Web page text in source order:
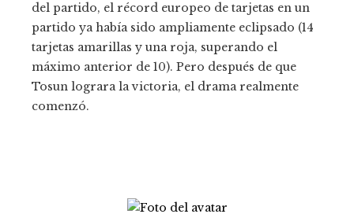
del partido, el récord europeo de tarjetas en un
partido ya había sido ampliamente eclipsado (14
tarjetas amarillas y una roja, superando el
máximo anterior de 10). Pero después de que
Tosun lograra la victoria, el drama realmente
comenzó.